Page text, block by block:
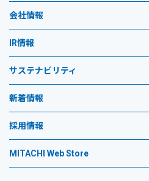
会社情報
IR情報
サステナビリティ
新着情報
採用情報
MITACHI Web Store